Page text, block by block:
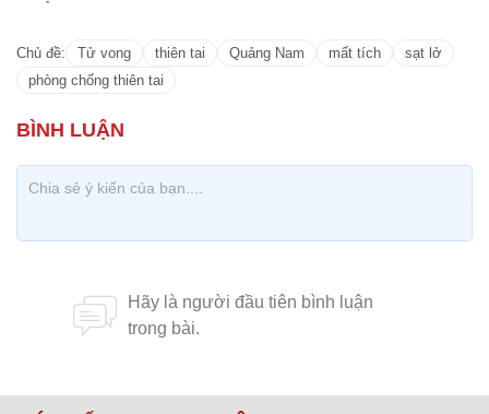
Chủ đề: Tử vong thiên tai Quảng Nam mất tích
sạt lở
phòng chống thiên tai